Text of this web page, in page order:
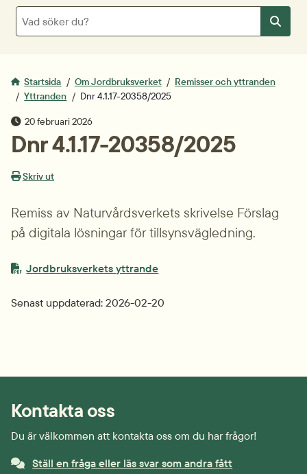
Sök
Sök
Startsida Om Jordbruksverket
Remisser och yttranden
Yttranden
Dnr 4.1.17-20358/2025
publiceringsdatum
20 februari 2026
Dnr 4.1.17-20358/2025
Skriv ut
Remiss av Naturvårdsverkets skrivelse Förslag
på digitala lösningar för tillsynsvägledning.
PDF-fil.
Jordbruksverkets yttrandepdf, 151.9 kB.
Senast uppdaterad: 2026-02-20
Kontakta oss
Du är välkommen att kontakta oss om du har frågor!
Ställ en fråga eller läs svar som andra fått